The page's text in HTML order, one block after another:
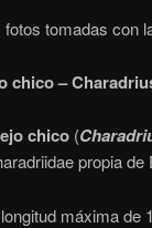
fotos tomadas con
chico –
chico (
propia
máxima de